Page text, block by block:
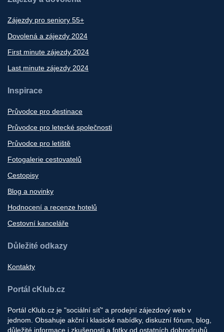
Zájezdy pro seniory 55+
Dovolená a zájezdy 2024
First minute zájezdy 2024
Last minute zájezdy 2024
Inspirace
Průvodce pro destinace
Průvodce pro letecké společnosti
Průvodce pro letiště
Fotogalerie cestovatelů
Cestopisy
Blog a novinky
Hodnocení a recenze hotelů
Cestovní kanceláře
Důležité odkazy
Kontakty
Portál cKlub.cz
Portál cKlub.cz je "sociální síť" a prodejní zájezdový web v
jednom. Obsahuje akční i klasické nabídky, diskuzní fórum, blog,
důležité informace i zkušenosti a fotky od ostatních dobrodruhů.